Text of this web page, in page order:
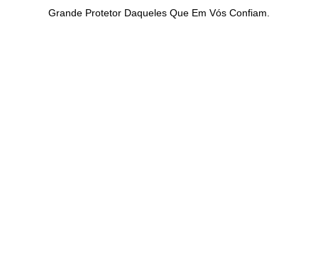
Grande Protetor Daqueles Que Em Vós Confiam.